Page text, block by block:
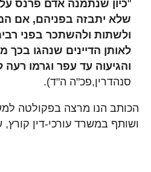
"כיון שנתמנה אדם פרנס
שלא יתבזה בפניהם, אם
ולשתות ולהשתכר בפני
לאותן הדיינים שנהגו בכך
והגיעוה עד עפר וגרמו
סנהדרין,פכ"ה ה"ד).
הכותב הנו מרצה בפקולטה
ושותף במשרד עורכי-דין קורץ,